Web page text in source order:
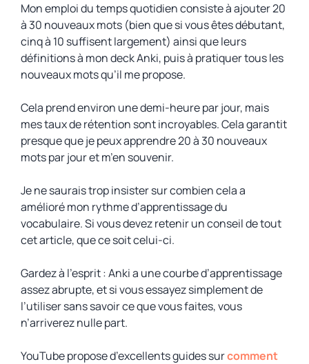
Mon emploi du temps quotidien consiste à ajouter 20
à 30 nouveaux mots (bien que si vous êtes débutant,
cinq à 10 suffisent largement) ainsi que leurs
définitions à mon deck Anki, puis à pratiquer tous les
nouveaux mots qu’il me propose.
Cela prend environ une demi-heure par jour, mais
mes taux de rétention sont incroyables. Cela garantit
presque que je peux apprendre 20 à 30 nouveaux
mots par jour et m’en souvenir.
Je ne saurais trop insister sur combien cela a
amélioré mon rythme d’apprentissage du
vocabulaire. Si vous devez retenir un conseil de tout
cet article, que ce soit celui-ci.
Gardez à l’esprit : Anki a une courbe d’apprentissage
assez abrupte, et si vous essayez simplement de
l’utiliser sans savoir ce que vous faites, vous
n’arriverez nulle part.
YouTube propose d’excellents guides surcomment